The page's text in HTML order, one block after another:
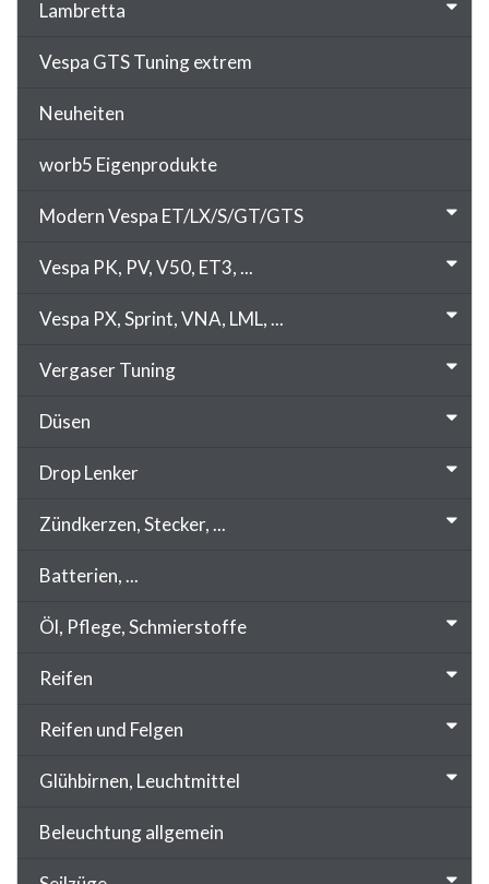
Lambretta
Vespa GTS Tuning extrem
Neuheiten
worb5 Eigenprodukte
Modern Vespa ET/LX/S/GT/GTS
Vespa PK, PV, V50, ET3, ...
Vespa PX, Sprint, VNA, LML, ...
Vergaser Tuning
Düsen
Drop Lenker
Zündkerzen, Stecker, ...
Batterien, ...
Öl, Pflege, Schmierstoffe
Reifen
Reifen und Felgen
Glühbirnen, Leuchtmittel
Beleuchtung allgemein